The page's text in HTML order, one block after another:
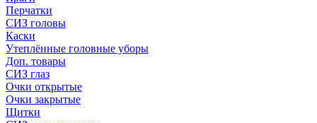
Перчатки
СИЗ головы
Каски
Утеплённые головные уборы
Доп. товары
СИЗ глаз
Очки открытые
Очки закрытые
Щитки